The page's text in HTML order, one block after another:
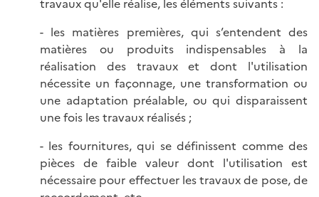
travaux qu'elle réalise, les éléments suivants :
- les matières premières, qui s’entendent des
matières ou produits indispensables à la
réalisation des travaux et dont l'utilisation
nécessite un façonnage, une transformation ou
une adaptation préalable, ou qui disparaissent
une fois les travaux réalisés ;
- les fournitures, qui se définissent comme des
pièces de faible valeur dont l'utilisation est
nécessaire pour effectuer les travaux de pose, de